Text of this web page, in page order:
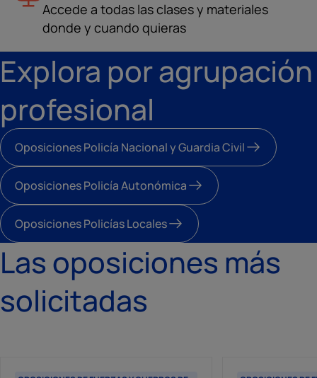
Accede a todas las clases y materiales
donde y cuando quieras
Explora por agrupación
profesional
Oposiciones Policía Nacional y Guardia Civil
Oposiciones Policía Autonómica
Oposiciones Policías Locales
Las oposiciones más
solicitadas